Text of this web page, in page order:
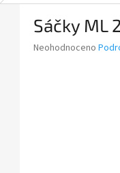
Sáčky ML
Průměrné
Neohodnoceno